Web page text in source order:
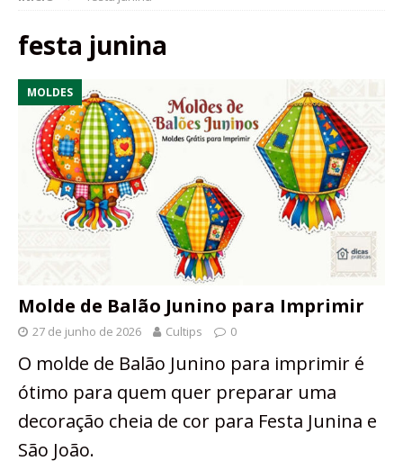
festa junina
MOLDES
Molde de Balão Junino para Imprimir
27 de junho de 2026 Cultips 0
O molde de Balão Junino para imprimir é
ótimo para quem quer preparar uma
decoração cheia de cor para Festa Junina e
São João.